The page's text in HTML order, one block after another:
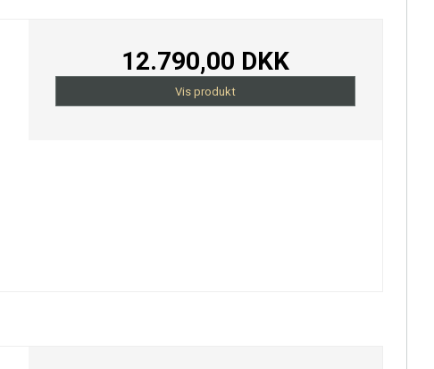
12.790,00 DKK
Vis produkt